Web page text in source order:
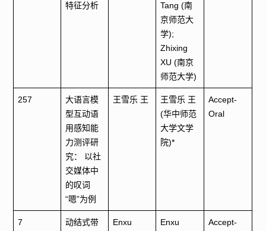
特征分析
Tang (南
京师范大
学);
Zhixing
XU (南京
师范大学)
257
大语言模
型互动语
用感知能
力测评研
究： 以社
交媒体中
的叹词
“嗯”为例
王雪乐 王
王雪乐 王
(华中师范
大学文学
院)*
Accept-
Oral
7
动结式带
Enxu
Enxu
Accept-